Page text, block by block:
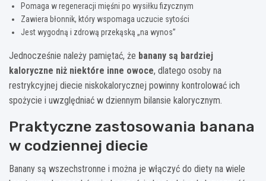
Pomaga w regeneracji mięśni po wysiłku fizycznym
Zawiera błonnik, który wspomaga uczucie sytości
Jest wygodną i zdrową przekąską „na wynos”
Jednocześnie należy pamiętać, że banany są bardziej
kaloryczne niż niektóre inne owoce, dlatego osoby na
restrykcyjnej diecie niskokalorycznej powinny kontrolować ich
spożycie i uwzględniać w dziennym bilansie kalorycznym.
Praktyczne zastosowania banana
w codziennej diecie
Banany są wszechstronne i można je włączyć do diety na wiele